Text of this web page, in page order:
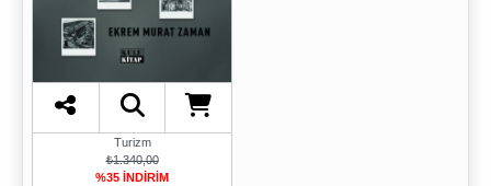
Turizm
₺1.340,00
%35 İNDİRİM